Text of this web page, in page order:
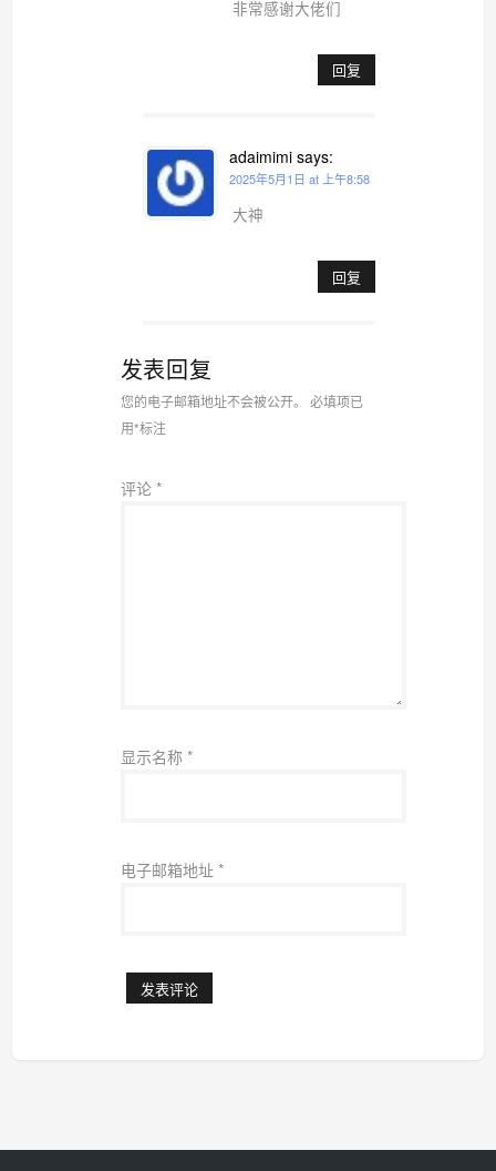
非常感谢大佬们
回复
adaimimi says:
2025年5月1日 at 上午8:58
大神
回复
发表回复
您的电子邮箱地址不会被公开。
必填项已
用*标注
评论 *
显示名称 *
电子邮箱地址 *